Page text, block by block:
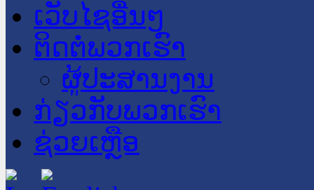
ເວັບໄຊອື່ນໆ
ຕິດຕໍ່ພວກເຮົາ
ຜູ້ປະສານງານ
ກ່ຽວກັບພວກເຮົາ
ຊ່ວຍເຫຼືອ